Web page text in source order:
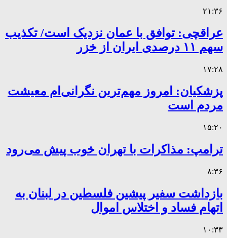
۲۱:۳۶
عراقچی: توافق با عمان نزدیک است/ تکذیب
سهم ۱۱ درصدی ایران از خزر
۱۷:۲۸
پزشکیان: امروز مهم‌ترین نگرانی‌ام معیشت
مردم است
۱۵:۲۰
ترامپ: مذاکرات با تهران خوب پیش می‌رود
۸:۳۶
بازداشت سفیر پیشین فلسطین در لبنان به
اتهام فساد و اختلاس اموال
۱۰:۳۳